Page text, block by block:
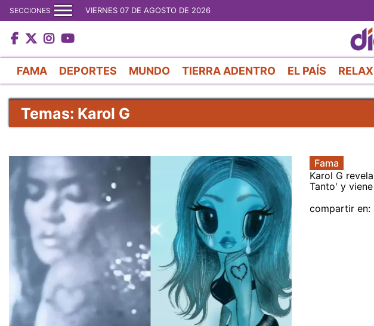
SECCIONES VIERNES 07 DE AGOSTO DE 2026
FAMA DEPORTES MUNDO TIERRA ADENTRO EL PAÍS RELAX
Temas: Karol G
Fama
Karol G
Tanto' y
compartir en: